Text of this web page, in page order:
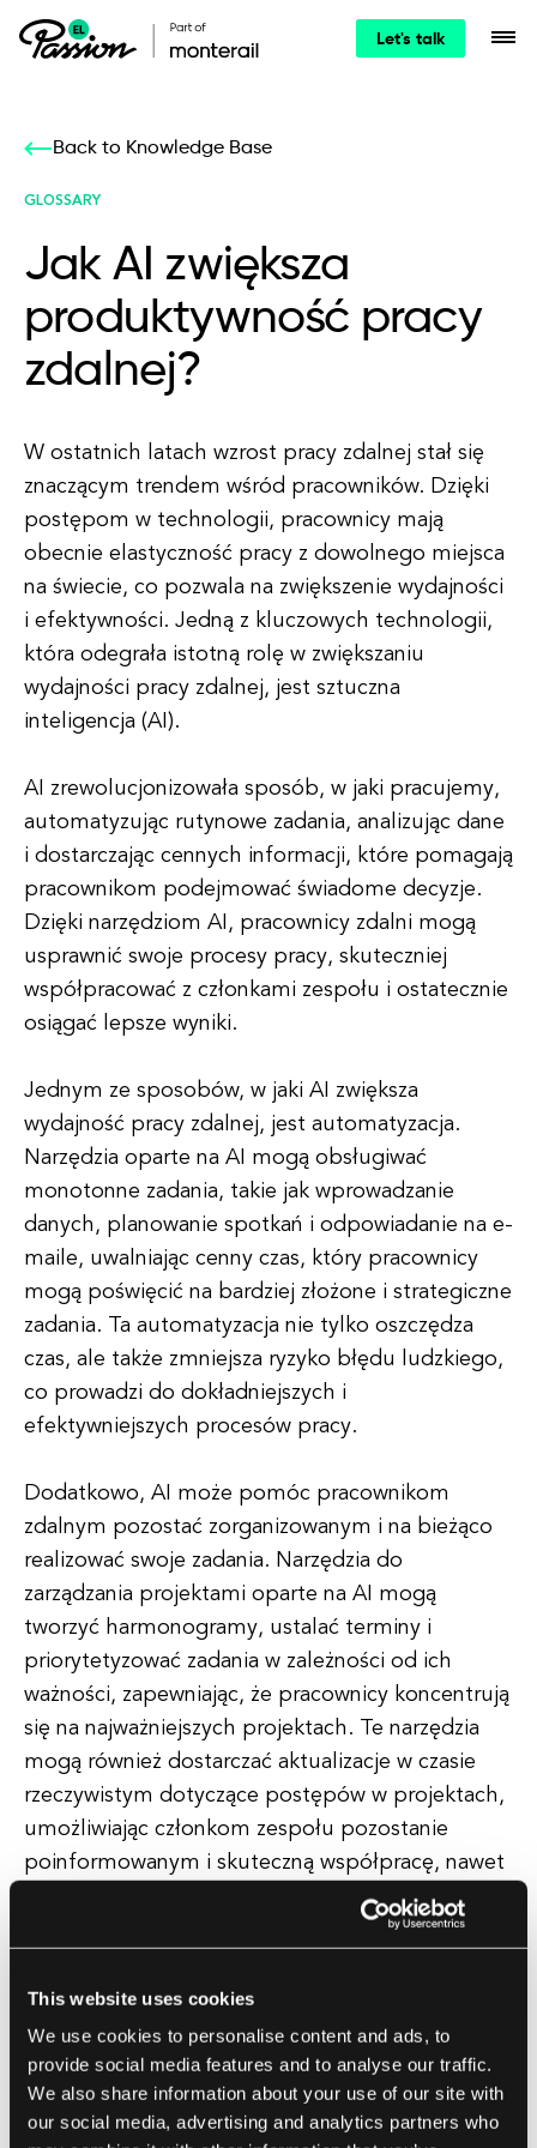
This website uses cookies
We use cookies to personalise content and ads, to
provide social media features and to analyse our traffic.
We also share information about your use of our site with
our social media, advertising and analytics partners who
Let's talk
Back to Knowledge Base
GLOSSARY
Jak AI zwiększa
produktywność pracy
zdalnej?
W ostatnich latach wzrost pracy zdalnej stał się
znaczącym trendem wśród pracowników. Dzięki
postępom w technologii, pracownicy mają
obecnie elastyczność pracy z dowolnego miejsca
na świecie, co pozwala na zwiększenie wydajności
i efektywności. Jedną z kluczowych technologii,
która odegrała istotną rolę w zwiększaniu
wydajności pracy zdalnej, jest sztuczna
inteligencja (AI).
AI zrewolucjonizowała sposób, w jaki pracujemy,
automatyzując rutynowe zadania, analizując dane
i dostarczając cennych informacji, które pomagają
pracownikom podejmować świadome decyzje.
Dzięki narzędziom AI, pracownicy zdalni mogą
usprawnić swoje procesy pracy, skuteczniej
współpracować z członkami zespołu i ostatecznie
osiągać lepsze wyniki.
Jednym ze sposobów, w jaki AI zwiększa
wydajność pracy zdalnej, jest automatyzacja.
Narzędzia oparte na AI mogą obsługiwać
monotonne zadania, takie jak wprowadzanie
danych, planowanie spotkań i odpowiadanie na e-
maile, uwalniając cenny czas, który pracownicy
mogą poświęcić na bardziej złożone i strategiczne
zadania. Ta automatyzacja nie tylko oszczędza
czas, ale także zmniejsza ryzyko błędu ludzkiego,
co prowadzi do dokładniejszych i
efektywniejszych procesów pracy.
Dodatkowo, AI może pomóc pracownikom
zdalnym pozostać zorganizowanym i na bieżąco
realizować swoje zadania. Narzędzia do
zarządzania projektami oparte na AI mogą
tworzyć harmonogramy, ustalać terminy i
priorytetyzować zadania w zależności od ich
ważności, zapewniając, że pracownicy koncentrują
się na najważniejszych projektach. Te narzędzia
mogą również dostarczać aktualizacje w czasie
rzeczywistym dotyczące postępów w projektach,
umożliwiając członkom zespołu pozostanie
poinformowanym i skuteczną współpracę, nawet
zdalnej, analizując dane i dostarczając cennych
informacji. Algorytmy AI mogą szybko i
dokładnie przetwarzać duże ilości danych,
identyfikując wzorce, trendy i możliwości, które
mogą być niewidoczne dla ludzkiego oka. Dzięki